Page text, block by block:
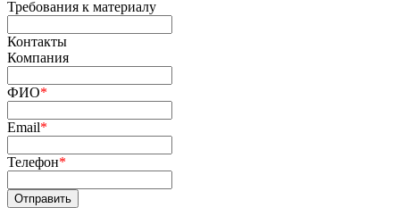
Требования к материалу
Контакты
Компания
ФИО*
Email*
Телефон*